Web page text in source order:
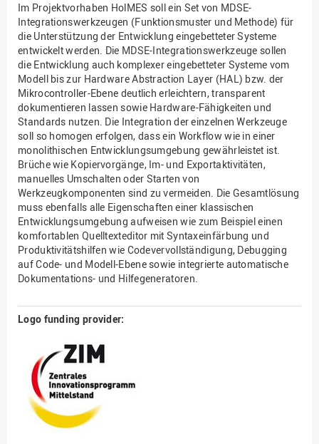
Im Projektvorhaben HolMES soll ein Set von MDSE-
Integrationswerkzeugen (Funktionsmuster und Methode) für
die Unterstützung der Entwicklung eingebetteter Systeme
entwickelt werden. Die MDSE-Integrationswerkzeuge sollen
die Entwicklung auch komplexer eingebetteter Systeme vom
Modell bis zur Hardware Abstraction Layer (HAL) bzw. der
Mikrocontroller-Ebene deutlich erleichtern, transparent
dokumentieren lassen sowie Hardware-Fähigkeiten und
Standards nutzen. Die Integration der einzelnen Werkzeuge
soll so homogen erfolgen, dass ein Workflow wie in einer
monolithischen Entwicklungsumgebung gewährleistet ist.
Brüche wie Kopiervorgänge, Im- und Exportaktivitäten,
manuelles Umschalten oder Starten von
Werkzeugkomponenten sind zu vermeiden. Die Gesamtlösung
muss ebenfalls alle Eigenschaften einer klassischen
Entwicklungsumgebung aufweisen wie zum Beispiel einen
komfortablen Quelltexteditor mit Syntaxeinfärbung und
Produktivitätshilfen wie Codevervollständigung, Debugging
auf Code- und Modell-Ebene sowie integrierte automatische
Dokumentations- und Hilfegeneratoren.
Logo funding provider: